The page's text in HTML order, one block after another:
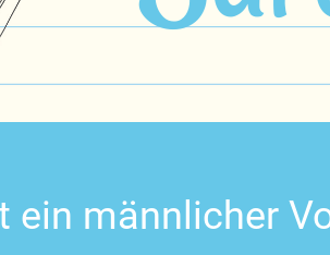
ein männlicher